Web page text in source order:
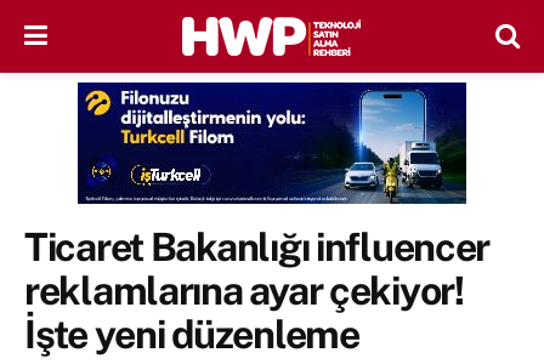
Ticaret Bakanlığı influencer
reklamlarına ayar çekiyor!
İşte yeni düzenleme